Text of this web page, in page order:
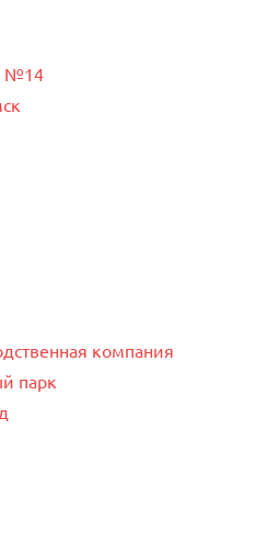
№14
компания
парк